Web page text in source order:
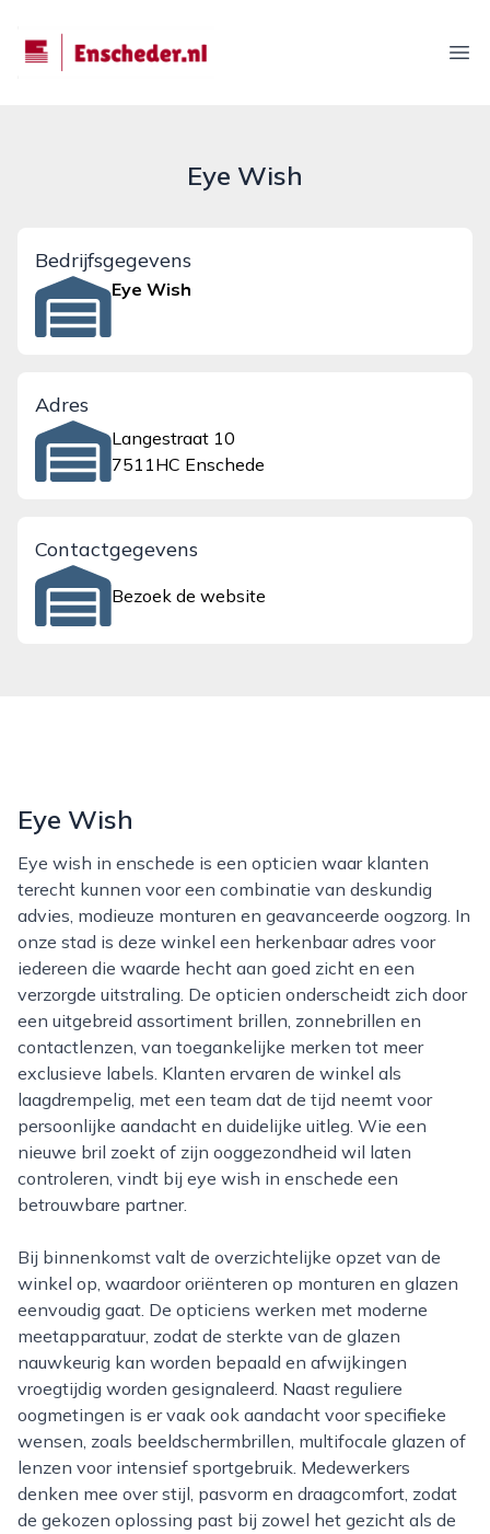
enscheder.nl
Eye Wish
Bedrijfsgegevens
Eye Wish
Adres
Langestraat 10
7511HC Enschede
Contactgegevens
Bezoek de website
Eye Wish
Eye wish in enschede is een opticien waar klanten
terecht kunnen voor een combinatie van deskundig
advies, modieuze monturen en geavanceerde oogzorg. In
onze stad is deze winkel een herkenbaar adres voor
iedereen die waarde hecht aan goed zicht en een
verzorgde uitstraling. De opticien onderscheidt zich door
een uitgebreid assortiment brillen, zonnebrillen en
contactlenzen, van toegankelijke merken tot meer
exclusieve labels. Klanten ervaren de winkel als
laagdrempelig, met een team dat de tijd neemt voor
persoonlijke aandacht en duidelijke uitleg. Wie een
nieuwe bril zoekt of zijn ooggezondheid wil laten
controleren, vindt bij eye wish in enschede een
betrouwbare partner.
Bij binnenkomst valt de overzichtelijke opzet van de
winkel op, waardoor oriënteren op monturen en glazen
eenvoudig gaat. De opticiens werken met moderne
meetapparatuur, zodat de sterkte van de glazen
nauwkeurig kan worden bepaald en afwijkingen
vroegtijdig worden gesignaleerd. Naast reguliere
oogmetingen is er vaak ook aandacht voor specifieke
wensen, zoals beeldschermbrillen, multifocale glazen of
lenzen voor intensief sportgebruik. Medewerkers
denken mee over stijl, pasvorm en draagcomfort, zodat
de gekozen oplossing past bij zowel het gezicht als de